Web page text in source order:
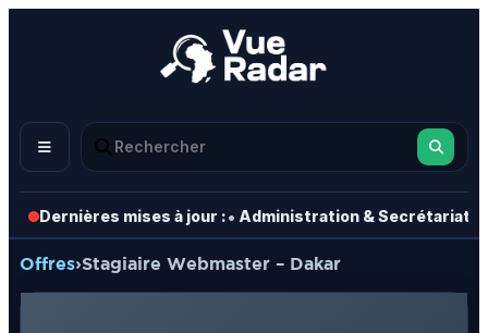
Dernières mises à jour :• Administration & Secrétariat
Offres›Stagiaire Webmaster – Dakar